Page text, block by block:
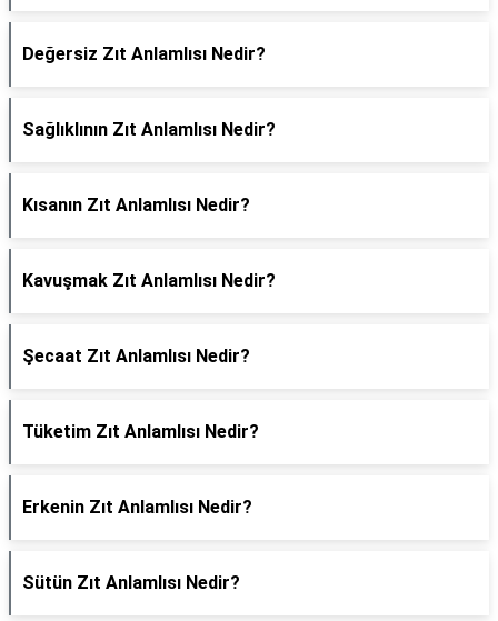
Değersiz Zıt Anlamlısı Nedir?
Sağlıklının Zıt Anlamlısı Nedir?
Kısanın Zıt Anlamlısı Nedir?
Kavuşmak Zıt Anlamlısı Nedir?
Şecaat Zıt Anlamlısı Nedir?
Tüketim Zıt Anlamlısı Nedir?
Erkenin Zıt Anlamlısı Nedir?
Sütün Zıt Anlamlısı Nedir?